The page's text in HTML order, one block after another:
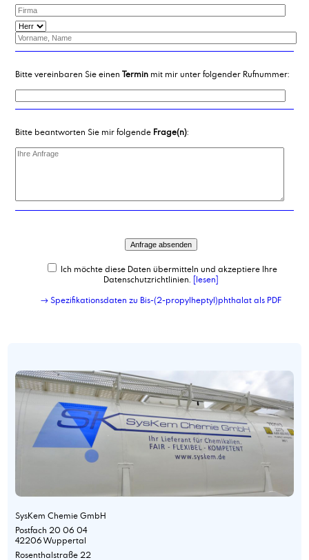
Bitte vereinbaren Sie einen Terminmit mir unter folgender Rufnummer:
Bitte beantworten Sie mir folgende Frage(n):
Ich möchte diese Daten übermitteln und akzeptiere Ihre
Datenschutzrichtlinien. [lesen]
→ Spezifikationsdaten zu Bis-(2-propylheptyl)phthalat als PDF
SysKem Chemie GmbH
Postfach 20 06 04
42206 Wuppertal
Rosenthalstraße 22